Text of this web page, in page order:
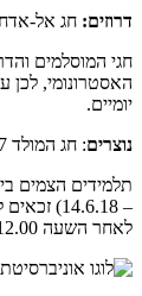
דרוזים: חג אל-אדחא 21-24.8.18; חג הנביא שועיב:
חגי המוסלמים
האסטרונומי, לכן
יומיים.
נוצרים: חג המולד 24-25.12.17; חג הפסחא 1.4.18
תלמידים הצמים
–
לאחר השעה